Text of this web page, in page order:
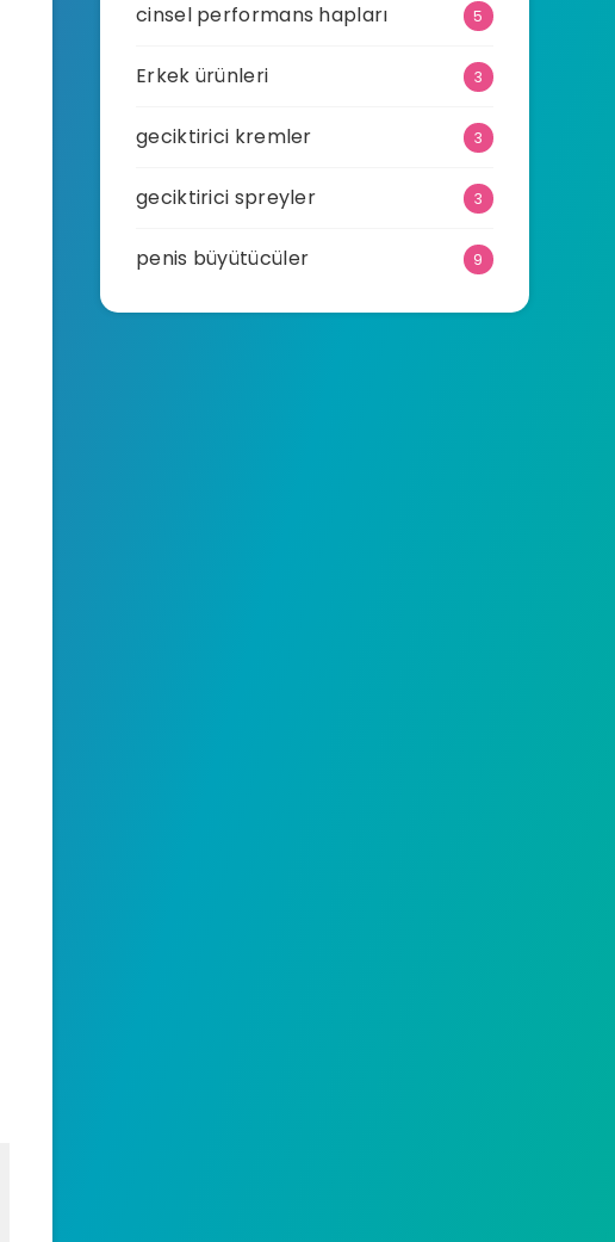
cinsel performans hapları 5
Erkek ürünleri 3
geciktirici kremler 3
geciktirici spreyler 3
penis büyütücüler 9